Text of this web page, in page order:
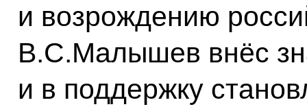
и возрождению
В.С.Малышев внёс
и в поддержку